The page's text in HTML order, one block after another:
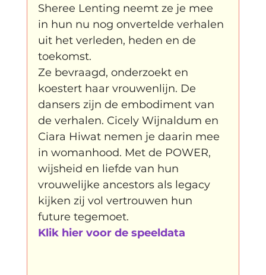
I am my ancestors wildest dreams
Ibrah eng Archive
klein, klein vogeltje One Night's Dance
Wennah Wilkers brengt ode aan ho...
Zonder categorie
Sheree Lenting neemt ze je mee
in hun nu nog onvertelde verhalen
uit het verleden, heden en de
toekomst.
Ze bevraagd, onderzoekt en
koestert haar vrouwenlijn. De
dansers zijn de embodiment van
de verhalen. Cicely Wijnaldum en
Ciara Hiwat nemen je daarin mee
in womanhood. Met de POWER,
wijsheid en liefde van hun
vrouwelijke ancestors als legacy
kijken zij vol vertrouwen hun
future tegemoet.
Klik hier voor de speeldata